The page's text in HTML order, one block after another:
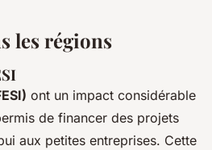
les régions
ont un impact considérable
de financer des projets
aux petites entreprises. Cette